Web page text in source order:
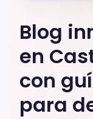
Blog
en
con
para